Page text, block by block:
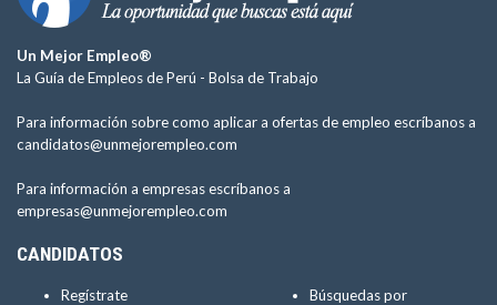
Un Mejor Empleo®
La Guía de Empleos de Perú - Bolsa de Trabajo
Para información sobre como aplicar a ofertas de empleo escríbanos a
candidatos@unmejorempleo.com
Para información a empresas escríbanos a
empresas@unmejorempleo.com
CANDIDATOS
Regístrate Búsquedas por